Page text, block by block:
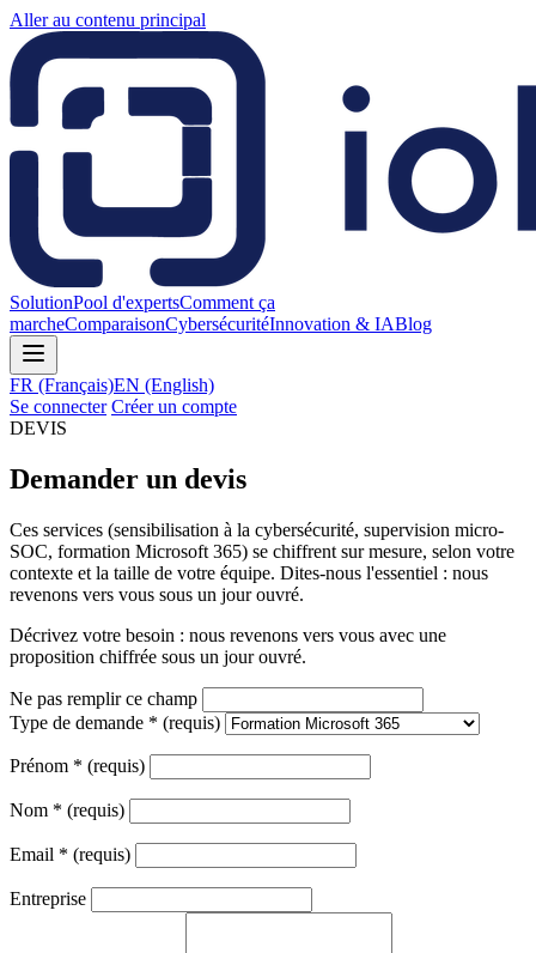
Aller au contenu principal
SolutionPool d'expertsComment ça
marcheComparaisonCybersécuritéInnovation & IABlog
FR (Français)EN (English)
Se connecter Créer un compte
DEVIS
Demander un devis
Ces services (sensibilisation à la cybersécurité, supervision micro-
SOC, formation Microsoft 365) se chiffrent sur mesure, selon votre
contexte et la taille de votre équipe. Dites-nous l'essentiel : nous
revenons vers vous sous un jour ouvré.
Décrivez votre besoin : nous revenons vers vous avec une
proposition chiffrée sous un jour ouvré.
Ne pas remplir ce champ
Type de demande * (requis)
Prénom * (requis)
Nom * (requis)
Email * (requis)
Entreprise